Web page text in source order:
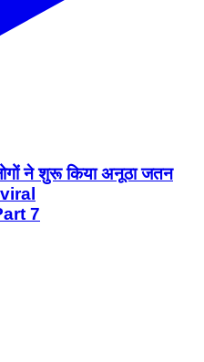
ने शुरू किया अनूठा जतन
7